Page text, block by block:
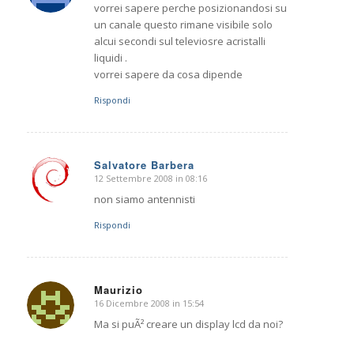
vorrei sapere perche posizionandosi su
un canale questo rimane visibile solo
alcui secondi sul televiosre acristalli
liquidi .
vorrei sapere da cosa dipende
Rispondi
Salvatore Barbera
dice:
12 Settembre 2008 in 08:16
non siamo antennisti
Rispondi
Maurizio
dice:
16 Dicembre 2008 in 15:54
Ma si puÃ² creare un display lcd da noi?